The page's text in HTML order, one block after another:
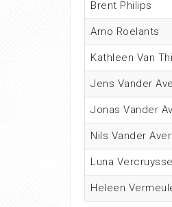
Brent Philips
Arno Roelants
Kathleen Van
Jens Vander
Jonas Vander
Nils Vander
Luna Vercruysse
Heleen